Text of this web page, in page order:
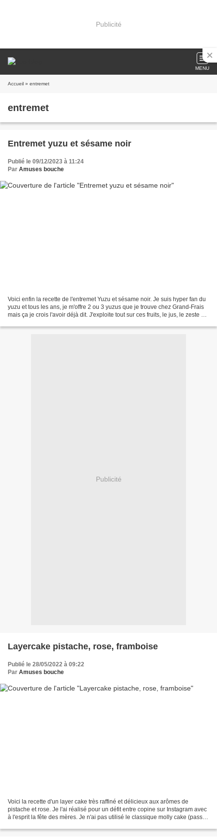
Publicité
MENU
Accueil » entremet
entremet
Entremet yuzu et sésame noir
Publié le 09/12/2023 à 11:24
Par Amuses bouche
Voici enfin la recette de l'entremet Yuzu et sésame noir. Je suis hyper fan du
yuzu et tous les ans, je m'offre 2 ou 3 yuzus que je trouve chez Grand-Frais
mais ça je crois l'avoir déjà dit. J'exploite tout sur ces fruits, le jus, le zeste et
Publicité
Layercake pistache, rose, framboise
Publié le 28/05/2022 à 09:22
Par Amuses bouche
Voici la recette d'un layer cake très raffiné et délicieux aux arômes de
pistache et rose. Je l'ai réalisé pour un défit entre copine sur Instagram avec
à l'esprit la fête des mères. Je n'ai pas utilisé le classique molly cake (passez